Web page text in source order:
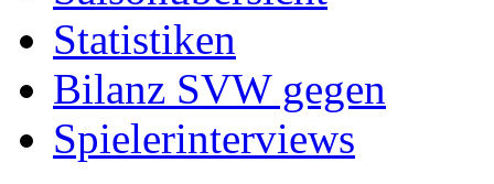
Statistiken
Bilanz SVW gegen
Spielerinterviews